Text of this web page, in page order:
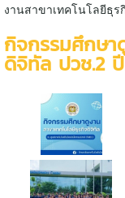
งานสาขาเทคโนโลยีธุร
กิจกรรมศึกษา
ดิจิทัล ปวช.2